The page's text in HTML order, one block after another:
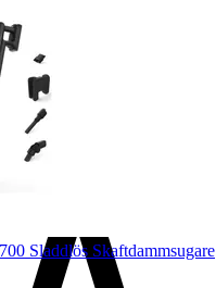
Sladdlös Skaftdammsugare